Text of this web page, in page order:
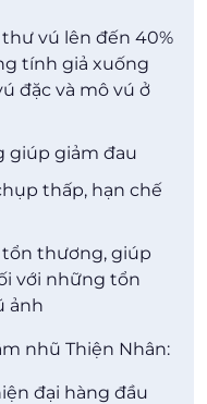
vú lên đến 40%
tính giả xuống
đặc và mô vú ở
giúp giảm đau
thấp, hạn chế
tổn thương, giúp
với những tổn
ảnh
nhũ Thiện Nhân:
đại hàng đầu